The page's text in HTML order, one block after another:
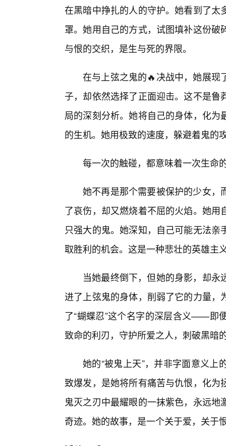
在黑暗中挣扎的人的守护。她看到了
罩。她用自己的方式，试图填补这份
与恨的交织，是生与死的界限。
在与上弦之鬼的🔥决战中，她展现
子，却依然选择了正面迎击。这不是
局的深刻分析。她将自己的身体，化
的生机。她用极致的速度，躲避着鬼的
每一次的触碰，都意味着一次生命
她不再是那个需要被保护的少女，
了哀伤，却又燃烧着不屈的火焰。她
只强大的鬼。她深知，自己可能无法
取胜利的机会。这是一种悲壮的英雄主
当她最终倒下，但她的身影，却
进了上弦鬼的身体，削弱了它的力量
了“蝴蝶忍”这个名字的深层含义——即
致命的利刃，守护所爱之人，刺破黑暗
她的“被鬼上天”，并非字面意义
致爆发，是她将所有痛苦与仇恨，化
鬼灭之刃中最耀眼的一抹紫色，永远
奇迹。她的故事，是一个关于爱，关于